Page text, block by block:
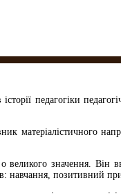
педагогіки
матеріалістичного
великого значення.
навчання, позитивний